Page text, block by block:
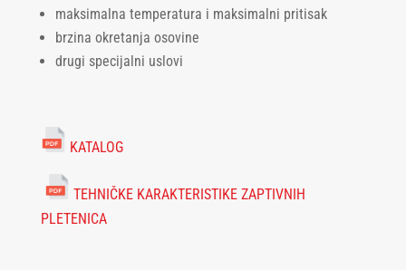
maksimalna temperatura i maksimalni pritisak
brzina okretanja osovine
drugi specijalni uslovi
KATALOG
TEHNIČKE KARAKTERISTIKE ZAPTIVNIH
PLETENICA